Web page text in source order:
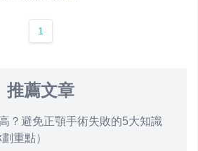
1
推薦文章
？避免正顎手術失敗的5大知識
重點）